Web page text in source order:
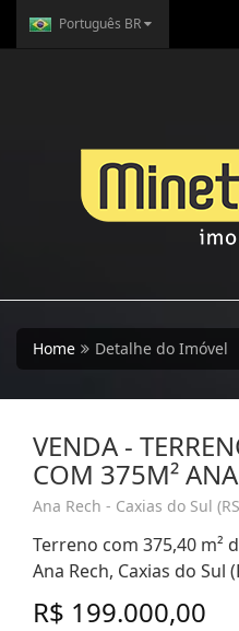
Português BR
Home Detalhe do Imóvel
VENDA -
COM 375M²
Ana Rech - Caxias do Sul
Terreno com 375,40 m²
Ana Rech, Caxias do Sul
R$ 199.000,00